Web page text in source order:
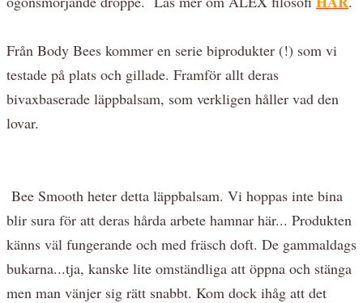
Från Body Bees kommer en serie biprodukter (!) som vi
testade på plats och gillade. Framför allt deras
bivaxbaserade läppbalsam, som verkligen håller vad den
lovar.
Bee Smooth heter detta läppbalsam. Vi hoppas inte bina
blir sura för att deras hårda arbete hamnar här... Produkten
känns väl fungerande och med fräsch doft. De gammaldags
bukarna...tja, kanske lite omständliga att öppna och stänga
men man vänjer sig rätt snabbt. Kom dock ihåg att det